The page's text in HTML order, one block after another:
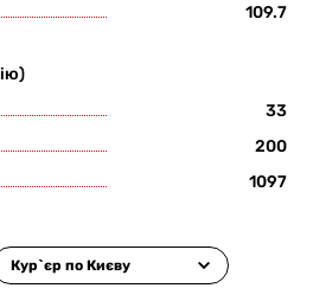
109.7
33
200
1097